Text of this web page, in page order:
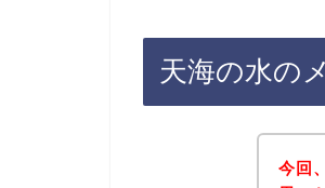
天海の水の
今回